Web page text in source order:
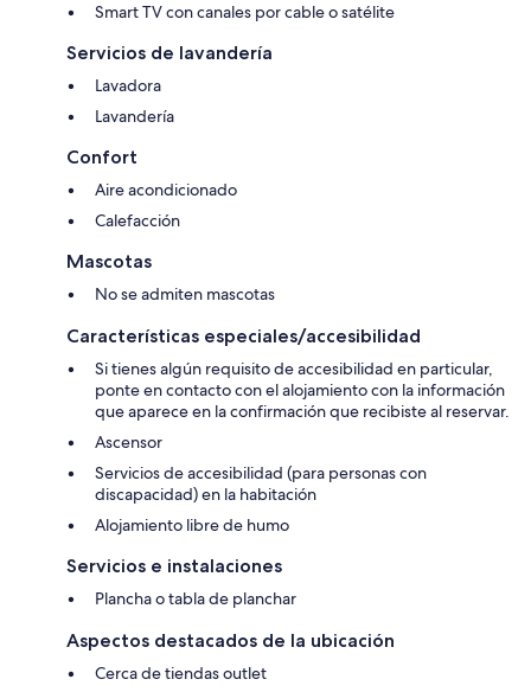
Smart TV con canales por cable o satélite
Servicios de lavandería
Lavadora
Lavandería
Confort
Aire acondicionado
Calefacción
Mascotas
No se admiten mascotas
Características especiales/accesibilidad
Si tienes algún requisito de accesibilidad en particular,
ponte en contacto con el alojamiento con la información
que aparece en la confirmación que recibiste al reservar.
Ascensor
Servicios de accesibilidad (para personas con
discapacidad) en la habitación
Alojamiento libre de humo
Servicios e instalaciones
Plancha o tabla de planchar
Aspectos destacados de la ubicación
Cerca de tiendas outlet